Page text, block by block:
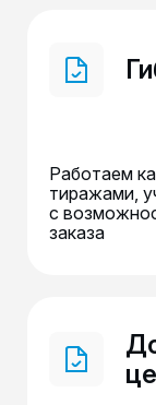
Работаем
тиражами,
с
заказа